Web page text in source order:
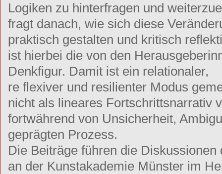
Logiken zu hinterfragen und
fragt danach, wie sich diese
praktisch gestalten und kritisch
ist hierbei die von den
Denkfigur. Damit ist ein relationaler,
re flexiver und resilienter Modus
nicht als lineares Fortschrittsnarrativ
fortwährend von Unsicherheit,
geprägten Prozess.
Die Beiträge führen die
an der Kunstakademie Münster im